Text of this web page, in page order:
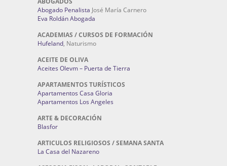
Abogado Penalista José María Carnero
Eva Roldán Abogada
ACADEMIAS / CURSOS DE FORMACIÓN
Hufeland, Naturismo
ACEITE DE OLIVA
Aceites Olevm – Puerta de Tierra
APARTAMENTOS TURÍSTICOS
Apartamentos Casa Gloria
Apartamentos Los Angeles
ARTE & DECORACIÓN
Blasfor
ARTICULOS RELIGIOSOS / SEMANA SANTA
La Casa del Nazareno